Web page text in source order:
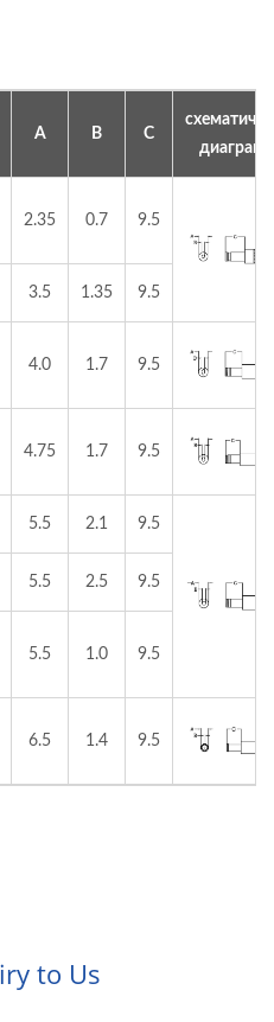
A B C
2.35 0.7 9.5
3.5 1.35 9.5
4.0 1.7 9.5
4.75 1.7 9.5
5.5 2.1 9.5
5.5 2.5 9.5
5.5 1.0 9.5
6.5 1.4 9.5